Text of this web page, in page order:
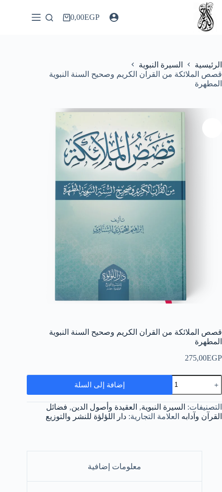
التجاوز
المحتوى
عربة0,00EGP
الرئيسية
السيرة النبوية
قصص الملائكة من القران الكريم وصحيح السنة النبوية
المطهرة
قصص الملائكة من القران الكريم وصحيح السنة النبوية
المطهرة
275,00EGP
كمية
قصص
الملائكة
من
القران
الكريم
إضافة إلى السلة
التصنيفات: السيرة النبوية, العقيدة وأصول الدين, فضائل
القرآن وآدابه العلامة التجارية: دار اللؤلؤة للنشر والتوزيع
معلومات إضافية